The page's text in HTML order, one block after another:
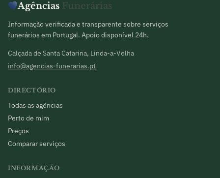
Agências Funerárias
Informação verificada e transparente sobre serviços
funerários em Portugal. Apoio disponível 24h.
Calçada de Santa Catarina, Linda-a-Velha
info@agencias-funerarias.pt
DIRECTÓRIO
Todas as agências
Perto de mim
Preços
Comparar serviços
INFORMAÇÃO